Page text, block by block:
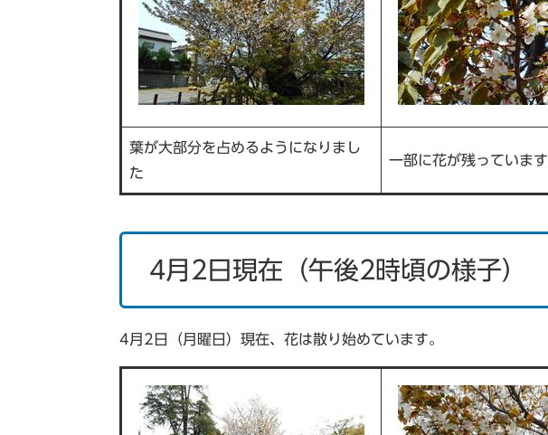
葉が大部分を占めるようになりまし
た
一部に花が残っています
4月2日現在（午後2時頃の様子）
4月2日（月曜日）現在、花は散り始めています。